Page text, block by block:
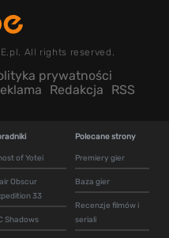
All rights reserved.
prywatności
Redakcja RSS
of Yotei
Obscur
33
Shadows
Polecane strony
Premiery gier
Baza gier
Recenzje filmów i
seriali